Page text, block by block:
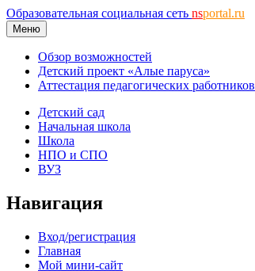
Образовательная социальная сеть nsportal.ru
Меню
Обзор возможностей
Детский проект «Алые паруса»
Аттестация педагогических работников
Детский сад
Начальная школа
Школа
НПО и СПО
ВУЗ
Навигация
Вход/регистрация
Главная
Мой мини-сайт